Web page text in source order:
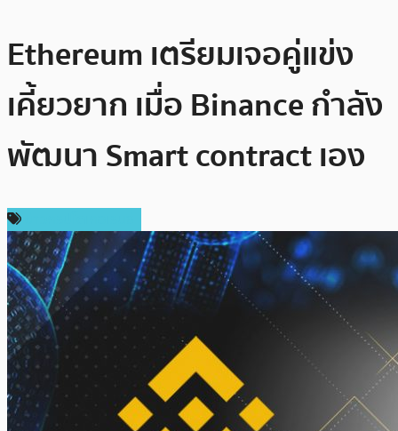
Ethereum เตรียมเจอคู่แข่ง
เคี้ยวยาก เมื่อ Binance กำลัง
พัฒนา Smart contract เอง